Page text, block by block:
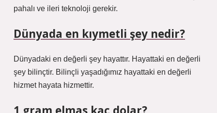
pahalı ve ileri teknoloji gerekir.
Dünyada en kıymetli şey nedir?
Dünyadaki en değerli şey hayattır. Hayattaki en değerli
şey bilinçtir. Bilinçli yaşadığımız hayattaki en değerli
hizmet hayata hizmettir.